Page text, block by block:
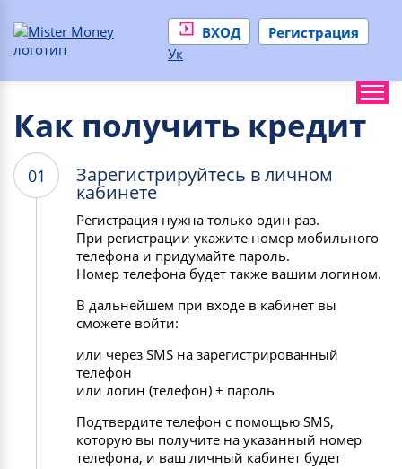
ВХОД
Регистрация
Ук
Как получить кредит
Зарегистрируйтесь в личном
кабинете
Регистрация нужна только один раз.
При регистрации укажите номер мобильного
телефона и придумайте пароль.
Номер телефона будет также вашим логином.
В дальнейшем при входе в кабинет вы
сможете войти:
или через SMS на зарегистрированный
телефон
или логин (телефон) + пароль
Подтвердите телефон с помощью SMS,
которую вы получите на указанный номер
телефона, и ваш личный кабинет будет
01